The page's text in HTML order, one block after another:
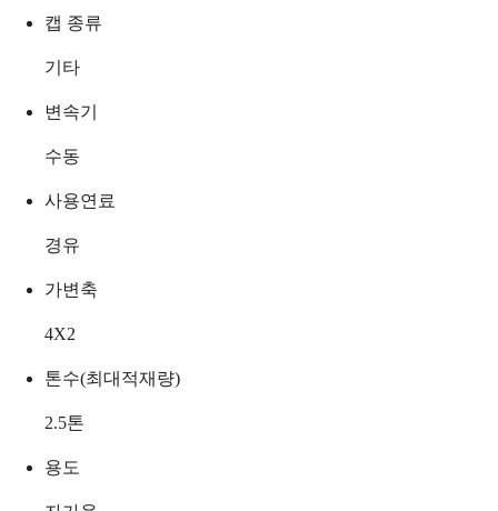
캡 종류
기타
변속기
수동
사용연료
경유
가변축
4X2
톤수(최대적재량)
2.5톤
용도